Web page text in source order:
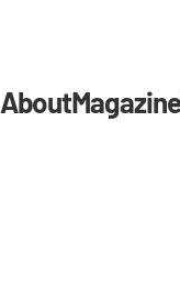
About